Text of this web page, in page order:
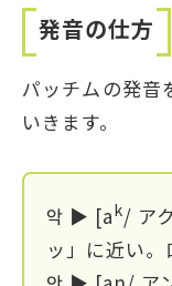
発音の仕方
パッチムの発音
いきます。
악 ▶ [ak/ ア
ッ」に近い。